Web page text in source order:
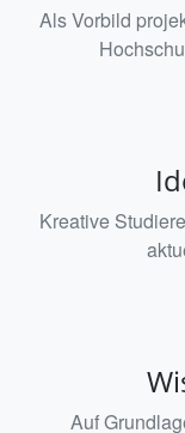
Als Vorbild
Kreative
Auf